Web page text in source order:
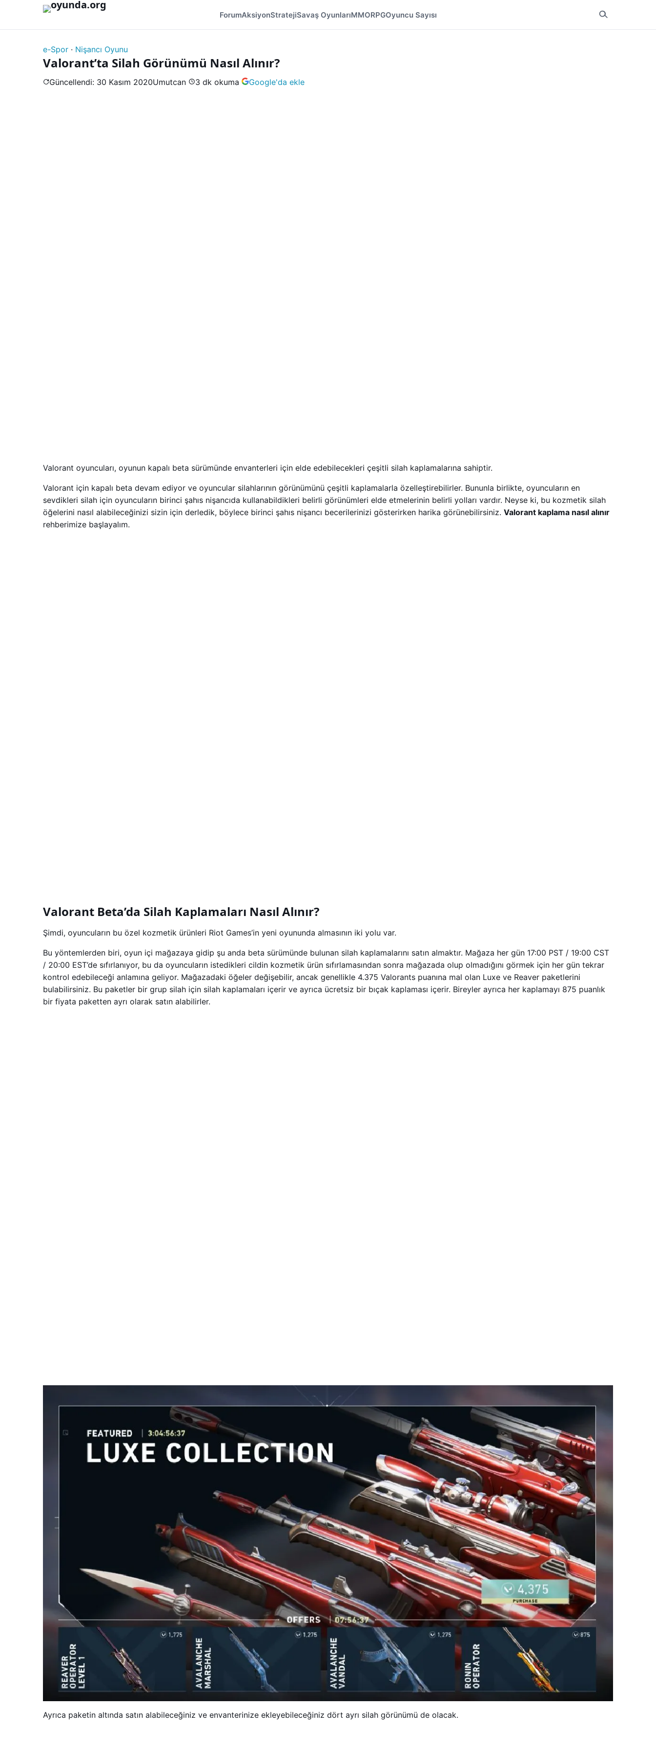
ForumAksiyonStratejiSavaş OyunlarıMMORPGOyuncu Sayısı
e-Spor · Nişancı Oyunu
Valorant’ta Silah Görünümü Nasıl Alınır?
Güncellendi: 30 Kasım 2020Umutcan 3 dk okuma Google'da ekle
Valorant oyuncuları, oyunun kapalı beta sürümünde envanterleri için elde edebilecekleri çeşitli silah kaplamalarına sahiptir.
Valorant için kapalı beta devam ediyor ve oyuncular silahlarının görünümünü çeşitli kaplamalarla özelleştirebilirler. Bununla birlikte, oyuncuların en
sevdikleri silah için oyuncuların birinci şahıs nişancıda kullanabildikleri belirli görünümleri elde etmelerinin belirli yolları vardır. Neyse ki, bu kozmetik silah
öğelerini nasıl alabileceğinizi sizin için derledik, böylece birinci şahıs nişancı becerilerinizi gösterirken harika görünebilirsiniz. Valorant kaplama nasıl alınır
rehberimize başlayalım.
Valorant Beta’da Silah Kaplamaları Nasıl Alınır?
Şimdi, oyuncuların bu özel kozmetik ürünleri Riot Games’in yeni oyununda almasının iki yolu var.
Bu yöntemlerden biri, oyun içi mağazaya gidip şu anda beta sürümünde bulunan silah kaplamalarını satın almaktır. Mağaza her gün 17:00 PST / 19:00 CST
/ 20:00 EST’de sıfırlanıyor, bu da oyuncuların istedikleri cildin kozmetik ürün sıfırlamasından sonra mağazada olup olmadığını görmek için her gün tekrar
kontrol edebileceği anlamına geliyor. Mağazadaki öğeler değişebilir, ancak genellikle 4.375 Valorants puanına mal olan Luxe ve Reaver paketlerini
bulabilirsiniz. Bu paketler bir grup silah için silah kaplamaları içerir ve ayrıca ücretsiz bir bıçak kaplaması içerir. Bireyler ayrıca her kaplamayı 875 puanlık
bir fiyata paketten ayrı olarak satın alabilirler.
Ayrıca paketin altında satın alabileceğiniz ve envanterinize ekleyebileceğiniz dört ayrı silah görünümü de olacak.